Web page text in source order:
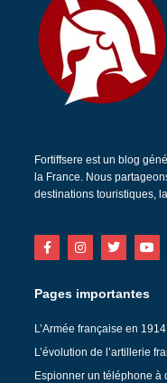
Fortiffsere est un blog
la France. Nous
destinations touristiques,
Pages importantes
L’Armée française en 1914
L’évolution de l’artillerie
Espionner un téléphone à